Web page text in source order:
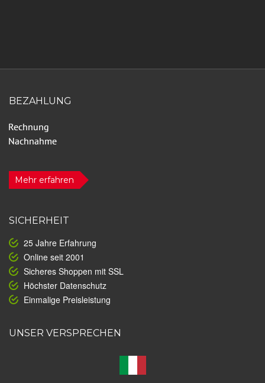
BEZAHLUNG
Mehr erfahren
SICHERHEIT
25 Jahre Erfahrung
Online seit 2001
Sicheres Shoppen mit SSL
Höchster Datenschutz
Einmalige Preisleistung
UNSER VERSPRECHEN